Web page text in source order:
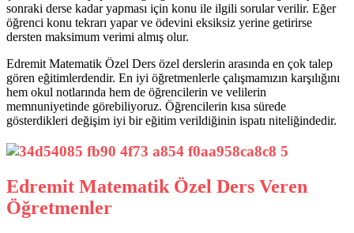
sonraki derse kadar yapması için konu ile ilgili sorular verilir. Eğer
öğrenci konu tekrarı yapar ve ödevini eksiksiz yerine getirirse
dersten maksimum verimi almış olur.
Edremit Matematik Özel Ders özel derslerin arasında en çok talep
gören eğitimlerdendir. En iyi öğretmenlerle çalışmamızın karşılığını
hem okul notlarında hem de öğrencilerin ve velilerin
memnuniyetinde görebiliyoruz. Öğrencilerin kısa sürede
gösterdikleri değişim iyi bir eğitim verildiğinin ispatı niteliğindedir.
Edremit Matematik Özel Ders Veren
Öğretmenler